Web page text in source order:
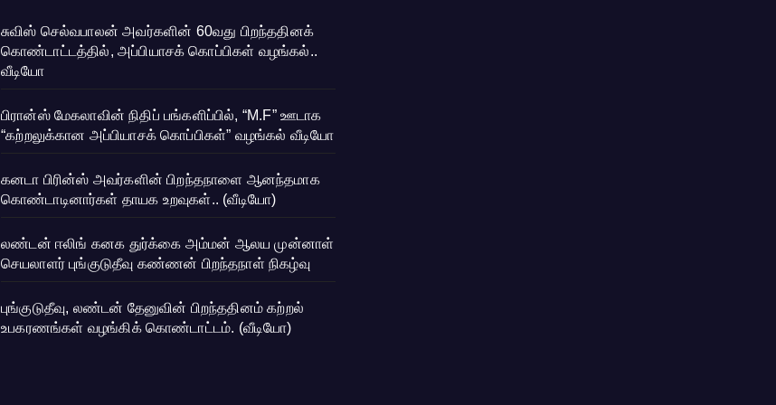
சுவிஸ் செல்வபாலன் அவர்களின் 60வது பிறந்ததினக்
கொண்டாட்டத்தில், அப்பியாசக் கொப்பிகள் வழங்கல்..
வீடியோ
பிரான்ஸ் மேகலாவின் நிதிப் பங்களிப்பில், “M.F” ஊடாக
“கற்றலுக்கான அப்பியாசக் கொப்பிகள்” வழங்கல் வீடியோ
கனடா பிரின்ஸ் அவர்களின் பிறந்தநாளை ஆனந்தமாக
கொண்டாடினார்கள் தாயக உறவுகள்.. (வீடியோ)
லண்டன் ஈலிங் கனக துர்க்கை அம்மன் ஆலய முன்னாள்
செயலாளர் புங்குடுதீவு கண்ணன் பிறந்தநாள் நிகழ்வு
புங்குடுதீவு, லண்டன் தேனுவின் பிறந்ததினம் கற்றல்
உபகரணங்கள் வழங்கிக் கொண்டாட்டம். (வீடியோ)